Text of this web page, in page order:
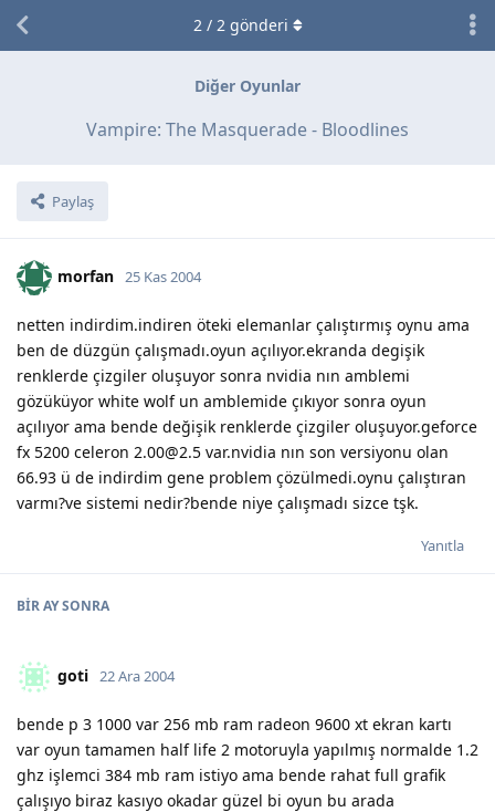
Diğer Oyunlar
Vampire: The Masquerade - Bloodlines
Paylaş
2/ 2gönderi
morfan 25 Kas 2004
netten indirdim.indiren öteki elemanlar çalıştırmış oynu ama
ben de düzgün çalışmadı.oyun açılıyor.ekranda degişik
renklerde çizgiler oluşuyor sonra nvidia nın amblemi
gözüküyor white wolf un amblemide çıkıyor sonra oyun
açılıyor ama bende değişik renklerde çizgiler oluşuyor.geforce
fx 5200 celeron 2.00@2.5 var.nvidia nın son versiyonu olan
66.93 ü de indirdim gene problem çözülmedi.oynu çalıştıran
varmı?ve sistemi nedir?bende niye çalışmadı sizce tşk.
Yanıtla
BIR AYSONRA
goti 22 Ara 2004
bende p 3 1000 var 256 mb ram radeon 9600 xt ekran kartı
var oyun tamamen half life 2 motoruyla yapılmış normalde 1.2
ghz işlemci 384 mb ram istiyo ama bende rahat full grafik
çalışıyo biraz kasıyo okadar güzel bi oyun bu arada